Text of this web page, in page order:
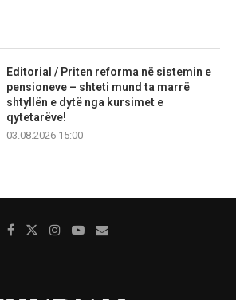
Editorial / Priten reforma në sistemin e
pensioneve – shteti mund ta marrë
shtyllën e dytë nga kursimet e
qytetarëve!
03.08.2026 15:00